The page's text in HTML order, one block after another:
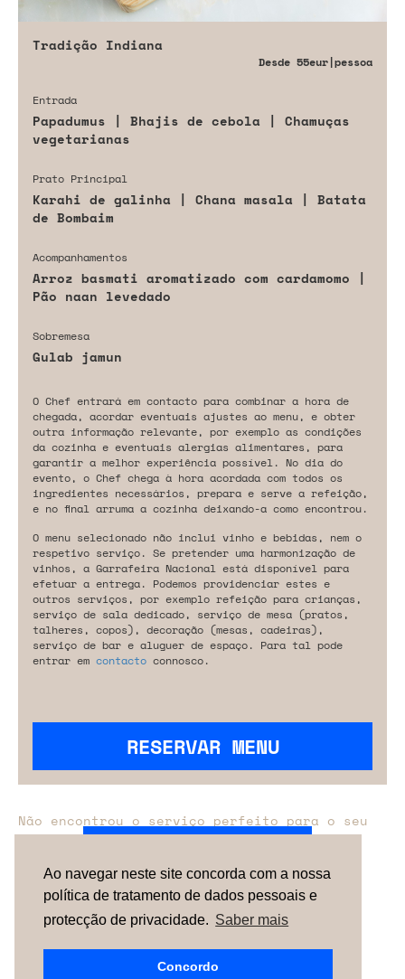
Ao navegar neste site concorda com a nossa
política de tratamento de dados pessoais e
protecção de privacidade. Saber mais
Concordo
Tradição Indiana
Desde 55eur|pessoa
Entrada
Papadumus | Bhajis de cebola | Chamuças
vegetarianas
Prato Principal
Karahi de galinha | Chana masala | Batata
de Bombaim
Acompanhamentos
Arroz basmati aromatizado com cardamomo |
Pão naan levedado
Sobremesa
Gulab jamun
O Chef entrará em contacto para combinar a hora de
chegada, acordar eventuais ajustes ao menu, e obter
outra informação relevante, por exemplo as condições
da cozinha e eventuais alergias alimentares, para
garantir a melhor experiência possível. No dia do
evento, o Chef chega à hora acordada com todos os
ingredientes necessários, prepara e serve a refeição,
e no final arruma a cozinha deixando-a como encontrou.
O menu selecionado não inclui vinho e bebidas, nem o
respetivo serviço. Se pretender uma harmonização de
vinhos, a Garrafeira Nacional está disponível para
efetuar a entrega. Podemos providenciar estes e
outros serviços, por exemplo refeição para crianças,
serviço de sala dedicado, serviço de mesa (pratos,
talheres, copos), decoração (mesas, cadeiras),
serviço de bar e aluguer de espaço. Para tal pode
entrar em contacto connosco.
RESERVAR MENU
Não encontrou o serviço perfeito para o seu
evento?
Entre em contacto connosco.
TERMOS & CONDIÇÕES SOBRE NÓS
COMO
FUNCIONA
CONTACTOS
NEWSLETTER
ESPAÑA | PORTUGAL| UNITED KINGDOM